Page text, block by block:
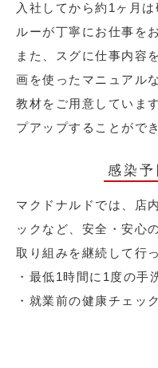
入社してから約1ヶ月
ルーが丁寧にお仕事を
また、スグに仕事内容
画を使ったマニュアル
教材をご用意していま
プアップすることがで
感染
マクドナルドでは、店
ックなど、安全・安心
取り組みを継続して行
・最低1時間に1度の手
・就業前の健康チェ